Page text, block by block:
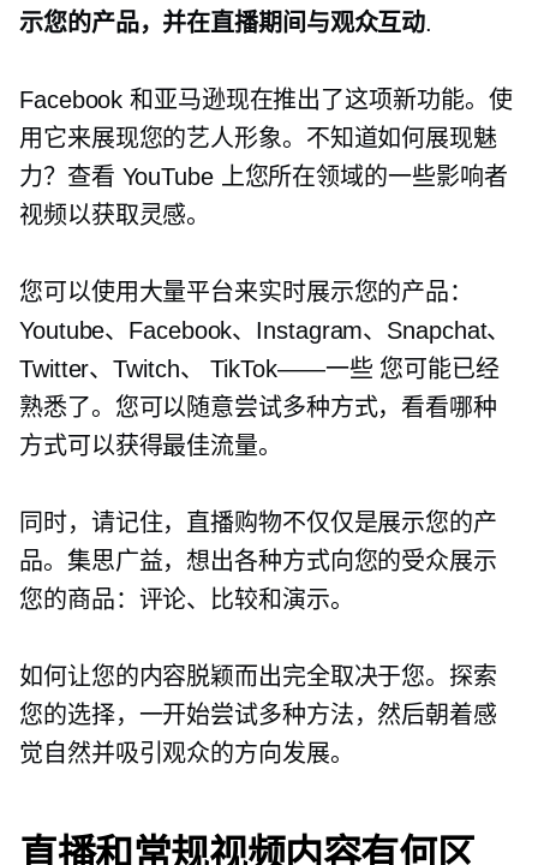
示您的产品，并在直播期间与观众互动.
Facebook 和亚马逊现在推出了这项新功能。使
用它来展现您的艺人形象。不知道如何展现魅
力？查看 YouTube 上您所在领域的一些影响者
视频以获取灵感。
您可以使用大量平台来实时展示您的产品：
Youtube、Facebook、Instagram、Snapchat、
Twitter、Twitch、TikTok——一些 您可能已经
熟悉了。您可以随意尝试多种方式，看看哪种
方式可以获得最佳流量。
同时，请记住，直播购物不仅仅是展示您的产
品。集思广益，想出各种方式向您的受众展示
您的商品：评论、比较和演示。
如何让您的内容脱颖而出完全取决于您。探索
您的选择，一开始尝试多种方法，然后朝着感
觉自然并吸引观众的方向发展。
直播和常规视频内容有何区